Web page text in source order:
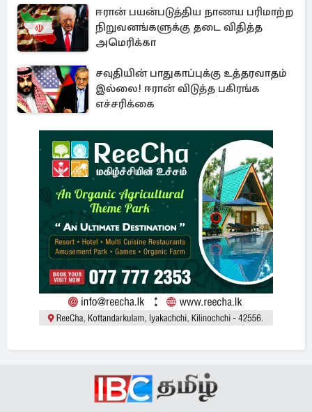
ஈரான் பயன்படுத்திய நாணய பரிமாற்ற
நிறுவனங்களுக்கு தடை விதித்த
அமெரிக்கா
சவுதியின் பாதுகாப்புக்கு உத்தரவாதம்
இல்லை! ஈரான் விடுத்த பகிரங்க
எச்சரிக்கை